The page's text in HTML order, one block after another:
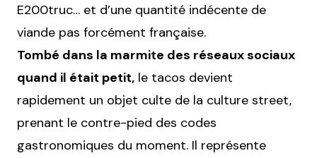
E200truc… et d’une quantité indécente de
viande pas forcément française.
Tombé dans la marmite des réseaux sociaux
quand il était petit, le tacos devient
rapidement un objet culte de la culture street,
prenant le contre-pied des codes
gastronomiques du moment. Il représente